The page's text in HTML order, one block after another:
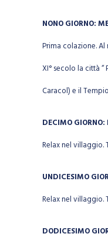
NONO GIORNO:
Prima colazione.
XI° secolo la città
Caracol) e il
DECIMO
Relax nel villaggio.
UNDICESIMO
Relax nel villaggio.
DODICESIMO